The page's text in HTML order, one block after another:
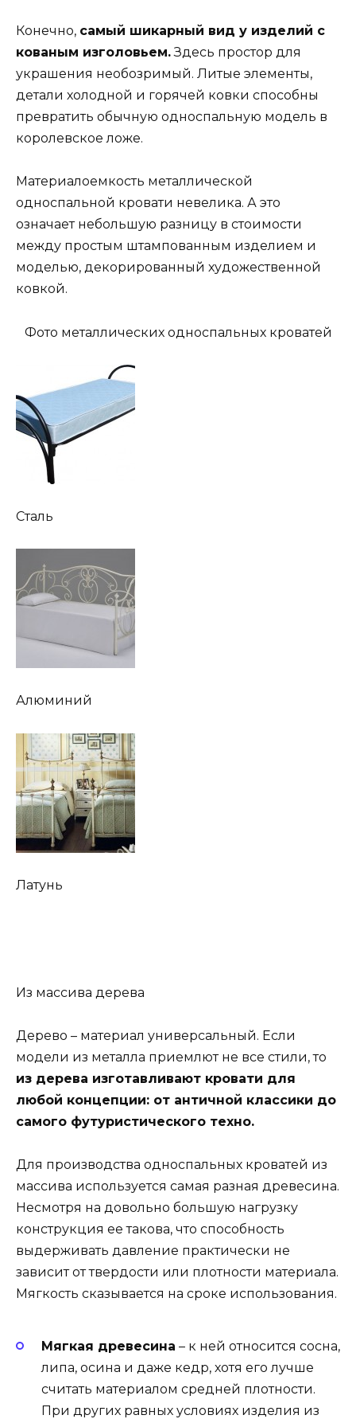
Конечно, самый шикарный вид у изделий с
кованым изголовьем.Здесь простор для
украшения необозримый. Литые элементы,
детали холодной и горячей ковки способны
превратить обычную односпальную модель в
королевское ложе.
Материалоемкость металлической
односпальной кровати невелика. А это
означает небольшую разницу в стоимости
между простым штампованным изделием и
моделью, декорированный художественной
ковкой.
Фото металлических односпальных кроватей
Сталь
Алюминий
Латунь
Из массива дерева
Дерево – материал универсальный. Если
модели из металла приемлют не все стили, то
из дерева изготавливают кровати для
любой концепции: от античной классики до
самого футуристического техно.
Для производства односпальных кроватей из
массива используется самая разная древесина.
Несмотря на довольно большую нагрузку
конструкция ее такова, что способность
выдерживать давление практически не
зависит от твердости или плотности материала.
Мягкость сказывается на сроке использования.
Мягкая древесина – к ней относится сосна,
липа, осина и даже кедр, хотя его лучше
считать материалом средней плотности.
При других равных условиях изделия из